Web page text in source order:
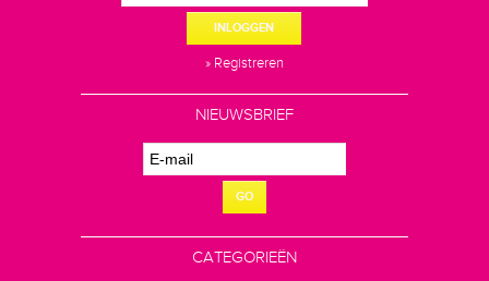
INLOGGEN
» Registreren
NIEUWSBRIEF
GO
CATEGORIEËN